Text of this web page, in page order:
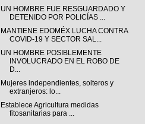
UN HOMBRE FUE RESGUARDADO Y
DETENIDO POR POLICÍAS ...
MANTIENE EDOMÉX LUCHA CONTRA
COVID-19 Y SECTOR SAL...
UN HOMBRE POSIBLEMENTE
INVOLUCRADO EN EL ROBO DE
D...
Mujeres independientes, solteros y
extranjeros: lo...
Establece Agricultura medidas
fitosanitarias para ...